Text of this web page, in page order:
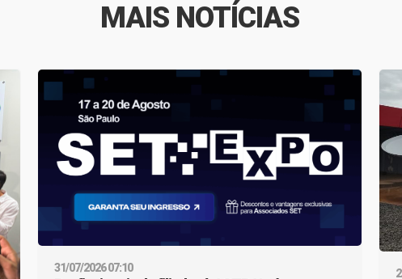
MAIS NOTÍCIAS
31/07/2026 07:10